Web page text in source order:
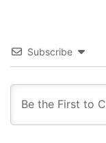
Subscribe